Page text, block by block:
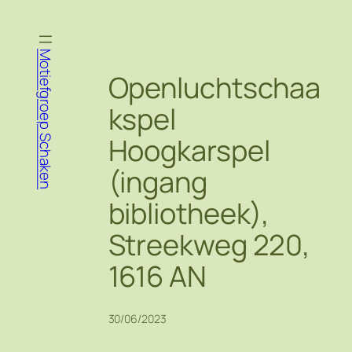
inhoud
Motiefgroep Schaken
Openluchtschaa
kspel
Hoogkarspel
(ingang
bibliotheek),
Streekweg 220,
1616 AN
30/06/2023